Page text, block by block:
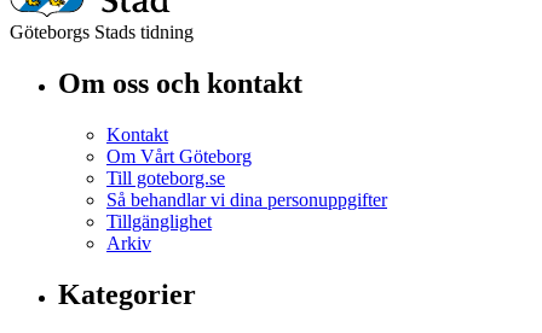
Göteborgs Stads tidning
Om oss och kontakt
Kontakt
Om Vårt Göteborg
Till goteborg.se
Så behandlar vi dina personuppgifter
Tillgänglighet
Arkiv
Kategorier